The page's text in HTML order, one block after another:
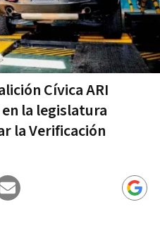
Cívica ARI
la legislatura
la Verificación